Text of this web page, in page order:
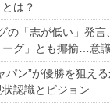
は？
の「志が低い」発
ーグ」とも揶揄…意
パン”が優勝を狙え
認識とビジョン